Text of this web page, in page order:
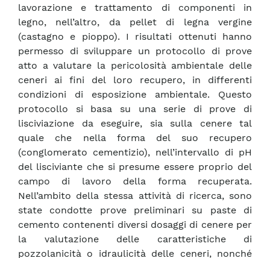
lavorazione e trattamento di componenti in
legno, nell’altro, da pellet di legna vergine
(castagno e pioppo). I risultati ottenuti hanno
permesso di sviluppare un protocollo di prove
atto a valutare la pericolosità ambientale delle
ceneri ai fini del loro recupero, in differenti
condizioni di esposizione ambientale. Questo
protocollo si basa su una serie di prove di
lisciviazione da eseguire, sia sulla cenere tal
quale che nella forma del suo recupero
(conglomerato cementizio), nell’intervallo di pH
del lisciviante che si presume essere proprio del
campo di lavoro della forma recuperata.
Nell’ambito della stessa attività di ricerca, sono
state condotte prove preliminari su paste di
cemento contenenti diversi dosaggi di cenere per
la valutazione delle caratteristiche di
pozzolanicità o idraulicità delle ceneri, nonché